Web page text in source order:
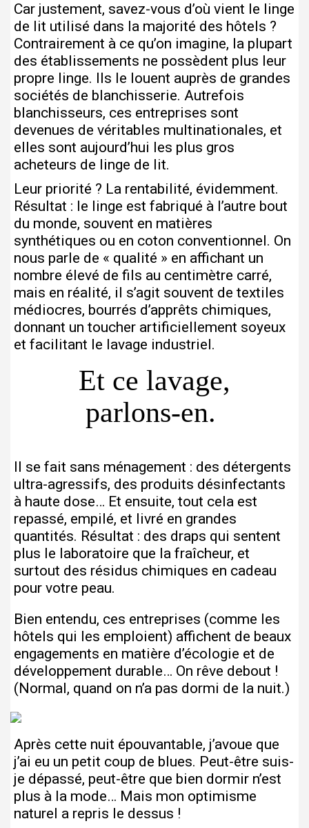
Car justement, savez-vous d’où vient le linge
de lit utilisé dans la majorité des hôtels ?
Contrairement à ce qu’on imagine, la plupart
des établissements ne possèdent plus leur
propre linge. Ils le louent auprès de grandes
sociétés de blanchisserie. Autrefois
blanchisseurs, ces entreprises sont
devenues de véritables multinationales, et
elles sont aujourd’hui les plus gros
acheteurs de linge de lit.
Leur priorité ? La rentabilité, évidemment.
Résultat : le linge est fabriqué à l’autre bout
du monde, souvent en matières
synthétiques ou en coton conventionnel. On
nous parle de « qualité » en affichant un
nombre élevé de fils au centimètre carré,
mais en réalité, il s’agit souvent de textiles
médiocres, bourrés d’apprêts chimiques,
donnant un toucher artificiellement soyeux
et facilitant le lavage industriel.
Et ce lavage,
parlons-en.
Il se fait sans ménagement : des détergents
ultra-agressifs, des produits désinfectants
à haute dose… Et ensuite, tout cela est
repassé, empilé, et livré en grandes
quantités. Résultat : des draps qui sentent
plus le laboratoire que la fraîcheur, et
surtout des résidus chimiques en cadeau
pour votre peau.
Bien entendu, ces entreprises (comme les
hôtels qui les emploient) affichent de beaux
engagements en matière d’écologie et de
développement durable… On rêve debout !
(Normal, quand on n’a pas dormi de la nuit.)
Après cette nuit épouvantable, j’avoue que
j’ai eu un petit coup de blues. Peut-être suis-
je dépassé, peut-être que bien dormir n’est
plus à la mode… Mais mon optimisme
naturel a repris le dessus !